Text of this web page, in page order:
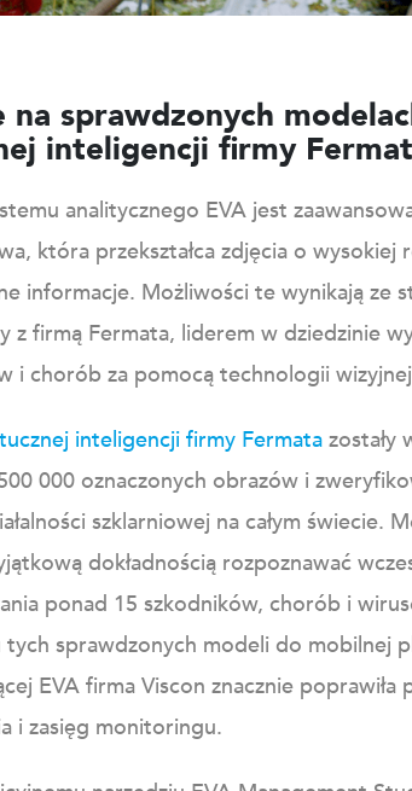
na sprawdzonych
inteligencji firmy
analitycznego EVA jest
która przekształca zdjęcia o wysokiej
informacje. Możliwości te wynikają ze
z firmą Fermata, liderem w dziedzinie
i chorób za pomocą technologii
inteligencji firmy Fermatazostały
000 oznaczonych obrazów i
szklarniowej na całym świecie.
dokładnością rozpoznawać
ponad 15 szkodników, chorób i
sprawdzonych modeli do mobilnej
EVA firma Viscon znacznie poprawiła
i zasięg monitoringu.